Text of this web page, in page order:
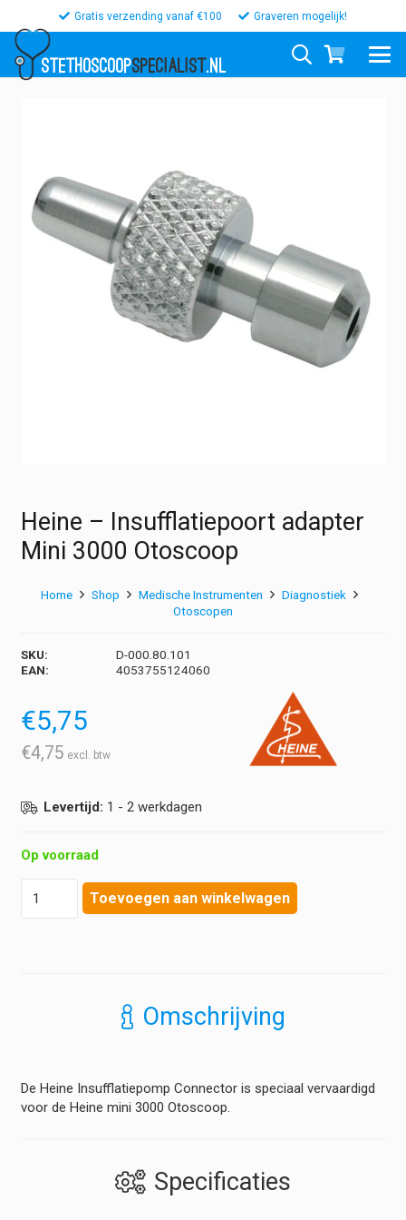
Gratis verzending vanaf €100 Graveren mogelijk!
STETHOSCOOPSPECIALIST.NL
Heine – Insufflatiepoort adapter
Mini 3000 Otoscoop
Home Shop Medische Instrumenten
Diagnostiek
Otoscopen
SKU:
D-000.80.101
EAN:
4053755124060
€5,75
€4,75
Levertijd: 1 - 2 werkdagen
Op voorraad
Toevoegen aan winkelwagen
Omschrijving
De Heine Insufflatiepomp Connector is speciaal vervaardigd
voor de Heine mini 3000 Otoscoop.
Specificaties